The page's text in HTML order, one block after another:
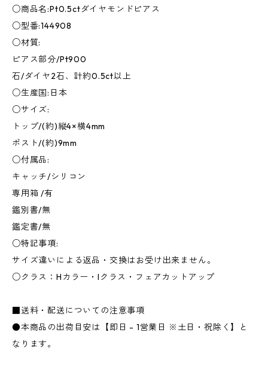
○商品名:Pt0.5ctダイヤモンドピアス
○型番:144908
○材質:
ピアス部分/Pt900
石/ダイヤ2石、計約0.5ct以上
○生産国:日本
○サイズ:
トップ/(約)縦4×横4mm
ポスト/(約)9mm
○付属品:
キャッチ/シリコン
専用箱 /有
鑑別書/無
鑑定書/無
○特記事項:
サイズ違いによる返品・交換はお受け出来ません。
○クラス：Hカラー・Iクラス・フェアカットアップ
■送料・配送についての注意事項
●本商品の出荷目安は【即日 - 1営業日 ※土日・祝除く】と
なります。